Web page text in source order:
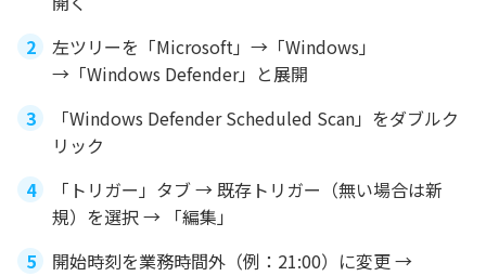
左ツリーを「Microsoft」→「Windows」
→「Windows Defender」と展開
「Windows Defender Scheduled Scan」をダブルク
リック
「トリガー」タブ → 既存トリガー（無い場合は新
規）を選択 → 「編集」
開始時刻を業務時間外（例：21:00）に変更 →